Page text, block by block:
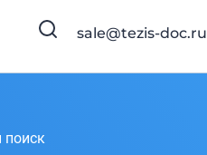
sale@tezis-doc.ru